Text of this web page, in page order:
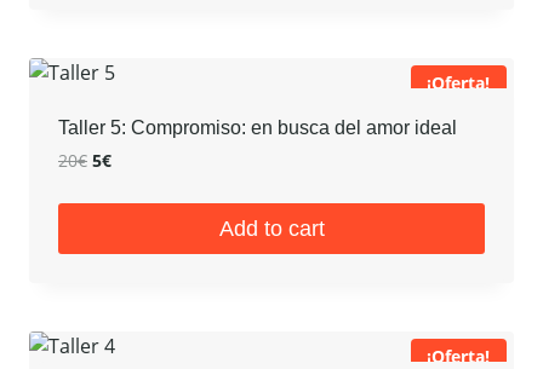
¡Oferta!
Taller 5: Compromiso: en busca del amor ideal
20€ El
original
20€.
5€El
actual
5€.
Add to cart
¡Oferta!